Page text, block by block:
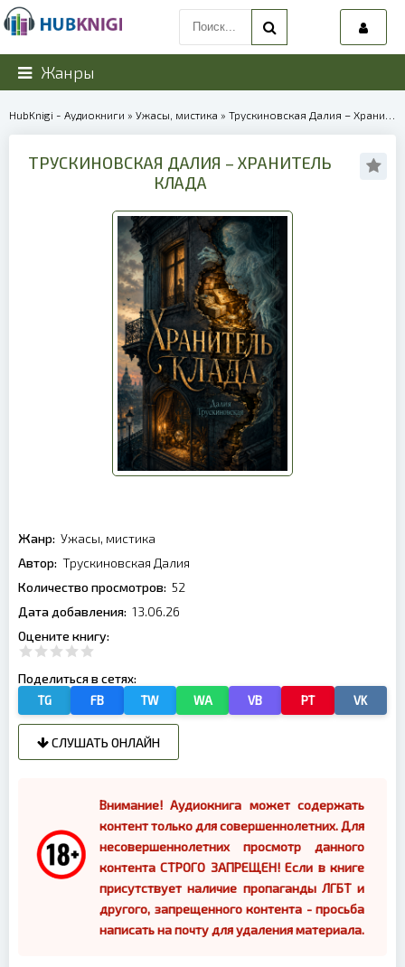
Жанры
HubKnigi - Аудиокниги » Ужасы, мистика » Трускиновская Далия – Хранитель клада | 40140
ТРУСКИНОВСКАЯ ДАЛИЯ – ХРАНИТЕЛЬ
КЛАДА
Жанр: Ужасы, мистика
Автор: Трускиновская Далия
Количество просмотров: 52
Дата добавления: 13.06.26
Оцените книгу:
Поделиться в сетях:
TG FB TW WA VB PT VK
СЛУШАТЬ ОНЛАЙН
Внимание! Аудиокнига может содержать
контент только для совершеннолетних. Для
несовершеннолетних просмотр данного
контента СТРОГО ЗАПРЕЩЕН! Если в книге
присутствует наличие пропаганды ЛГБТ и
другого, запрещенного контента - просьба
написать на почту для удаления материала.